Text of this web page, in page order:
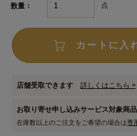
数量： 点
カートに入
店舗受取できます 詳しくはこちら >
お取り寄せ申し込みサービス対象商
在庫数以上のご注文をご希望の場合は専